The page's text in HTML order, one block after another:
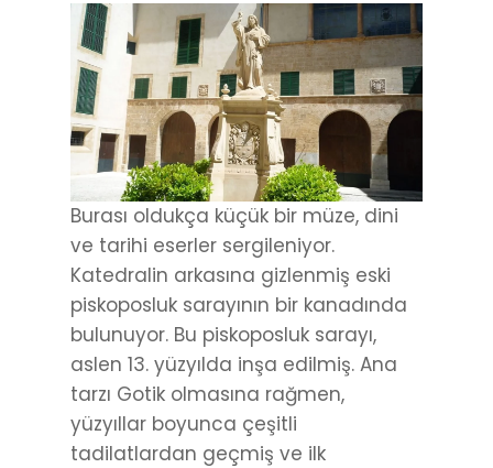
Burası oldukça küçük bir müze, dini
ve tarihi eserler sergileniyor.
Katedralin arkasına gizlenmiş eski
piskoposluk sarayının bir kanadında
bulunuyor. Bu piskoposluk sarayı,
aslen 13. yüzyılda inşa edilmiş. Ana
tarzı Gotik olmasına rağmen,
yüzyıllar boyunca çeşitli
tadilatlardan geçmiş ve ilk